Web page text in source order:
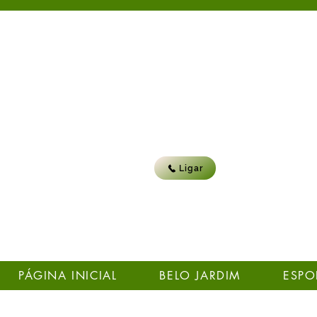
Ligar
PÁGINA INICIAL BELO JARDIM